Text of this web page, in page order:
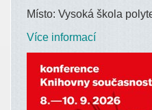
Místo: Vysoká škola
Více informací